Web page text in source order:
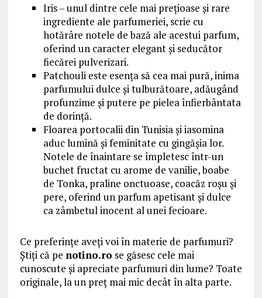
Iris – unul dintre cele mai prețioase și rare
ingrediente ale parfumeriei, scrie cu
hotărâre notele de bază ale acestui parfum,
oferind un caracter elegant și seducător
fiecărei pulverizari.
Patchouli este esența să cea mai pură, inima
parfumului dulce și tulburătoare, adăugând
profunzime și putere pe pielea înfierbântata
de dorință.
Floarea portocalii din Tunisia și iasomina
aduc lumină și feminitate cu gingășia lor.
Notele de înaintare se împletesc într-un
buchet fructat cu arome de vanilie, boabe
de Tonka, praline onctuoase, coacăz roșu și
pere, oferind un parfum apetisant și dulce
ca zâmbetul inocent al unei fecioare.
Ce preferințe aveți voi în materie de parfumuri?
Știți că pe notino.ro se găsesc cele mai
cunoscute și apreciate parfumuri din lume? Toate
originale, la un preț mai mic decât în alta parte.